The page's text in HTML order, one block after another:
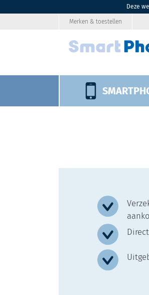
Deze
Merken & toestellen